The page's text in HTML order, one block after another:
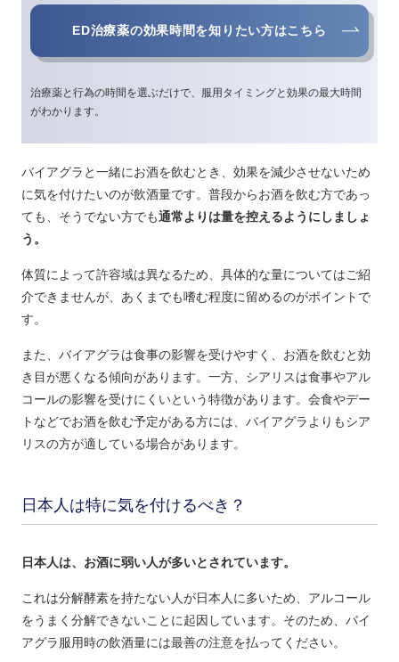
ED治療薬の効果時間を知りたい方はこちら
治療薬と行為の時間を選ぶだけで、服用タイミングと効果の最大時間
がわかります。
バイアグラと一緒にお酒を飲むとき、効果を減少させないため
に気を付けたいのが飲酒量です。普段からお酒を飲む方であっ
ても、そうでない方でも通常よりは量を控えるようにしましょ
う。
体質によって許容域は異なるため、具体的な量についてはご紹
介できませんが、あくまでも嗜む程度に留めるのがポイントで
す。
また、バイアグラは食事の影響を受けやすく、お酒を飲むと効
き目が悪くなる傾向があります。一方、シアリスは食事やアル
コールの影響を受けにくいという特徴があります。会食やデー
トなどでお酒を飲む予定がある方には、バイアグラよりもシア
リスの方が適している場合があります。
日本人は特に気を付けるべき？
日本人は、お酒に弱い人が多いとされています。
これは分解酵素を持たない人が日本人に多いため、アルコール
をうまく分解できないことに起因しています。そのため、バイ
アグラ服用時の飲酒量には最善の注意を払ってください。